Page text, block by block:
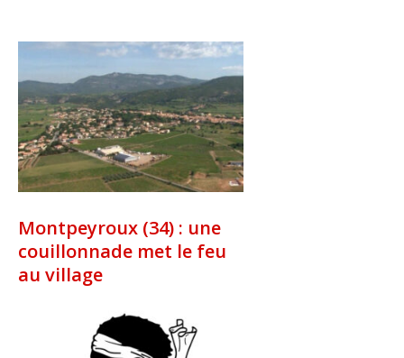
Montpeyroux (34) : une
couillonnade met le feu
au village